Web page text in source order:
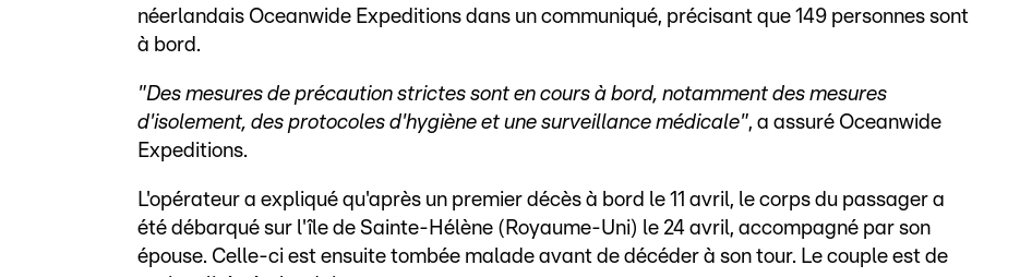
néerlandais Oceanwide Expeditions dans un communiqué, précisant que 149 personnes sont
à bord.
"Des mesures de précaution strictes sont en cours à bord, notamment des mesures
d'isolement, des protocoles d'hygiène et une surveillance médicale", a assuré Oceanwide
Expeditions.
L'opérateur a expliqué qu'après un premier décès à bord le 11 avril, le corps du passager a
été débarqué sur l'île de Sainte-Hélène (Royaume-Uni) le 24 avril, accompagné par son
épouse. Celle-ci est ensuite tombée malade avant de décéder à son tour. Le couple est de